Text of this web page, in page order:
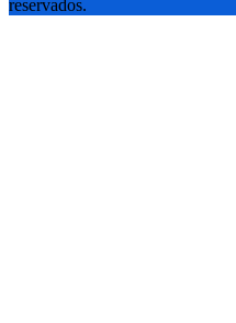
reservados.